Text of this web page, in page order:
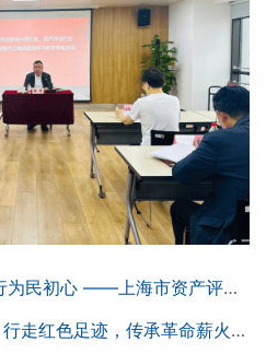
评估行业妇联组织收看“同上一堂课”学习吴亚琴同志专题授课
，传承革命薪火——“行走中的党课”行业联建活动